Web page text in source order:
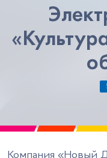
Компания «Новый